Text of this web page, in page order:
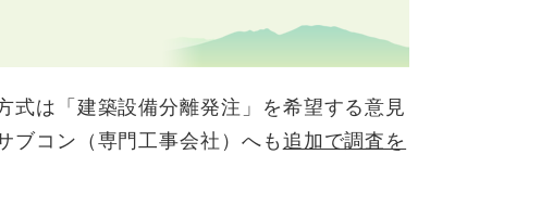
は「建築設備分離発注」を希望する意見
ブコン（専門工事会社）へも 追加で調査を